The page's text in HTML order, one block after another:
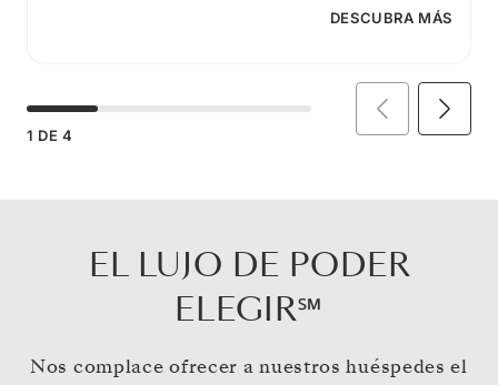
DESCUBRA MÁS
1 DE 4
EL LUJO DE PODER
ELEGIR℠
Nos complace ofrecer a nuestros huéspedes el